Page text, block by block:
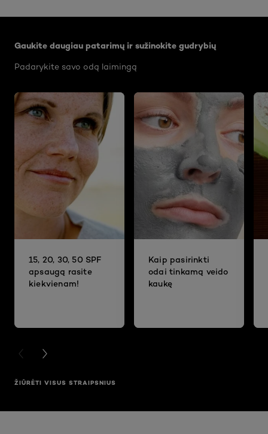
Gaukite daugiau patarimų ir sužinokite gudrybių
Padarykite savo odą laimingą
15, 20, 30, 50 SPF
apsaugą rasite
kiekvienam!
Kaip pasirinkti
odai tinkamą veido
kaukę
PREVIOUS CARD
NEXT CARD
ŽIŪRĖTI VISUS STRAIPSNIUS